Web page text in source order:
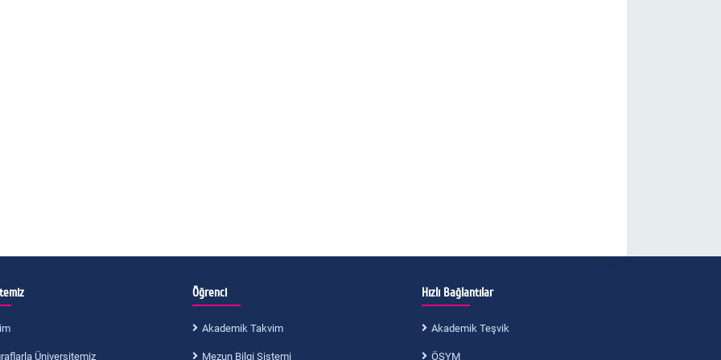
Üniversitemiz
Öğrenci
Akademik Takvim
Mezun Bilgi Sistemi
Hızlı Bağlantılar
Akademik Teşvik
ÖSYM